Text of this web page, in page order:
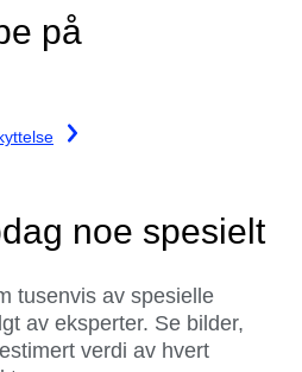
på
noe spesielt
tusenvis av spesielle
av eksperter. Se bilder,
verdi av hvert